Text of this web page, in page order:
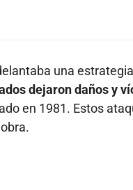
una
dejaron daños y
en 1981. Estos